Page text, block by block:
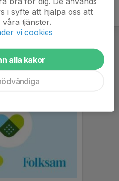
i syfte att hjälpa oss att
tjänster.
vi cookies
alla kakor